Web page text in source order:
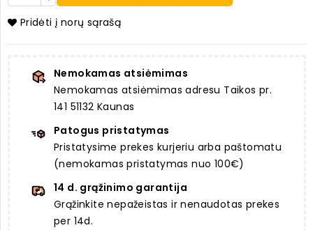
Pridėti į norų sąrašą
Nemokamas atsiėmimas
Nemokamas atsiėmimas adresu Taikos pr.
141 51132 Kaunas
Patogus pristatymas
Pristatysime prekes kurjeriu arba paštomatu
(nemokamas pristatymas nuo 100€)
14 d. grąžinimo garantija
Grąžinkite nepažeistas ir nenaudotas prekes
per 14d.